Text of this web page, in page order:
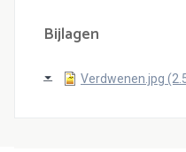
Bijlagen
Verdwenen.jpg